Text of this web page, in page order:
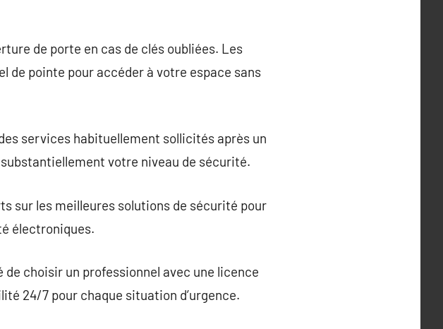
de porte en cas de clés oubliées. Les
pointe pour accéder à votre espace sans
services habituellement sollicités après un
votre niveau de sécurité.
sur les meilleures solutions de sécurité pour
électroniques.
choisir un professionnel avec une licence
24/7 pour chaque situation d’urgence.